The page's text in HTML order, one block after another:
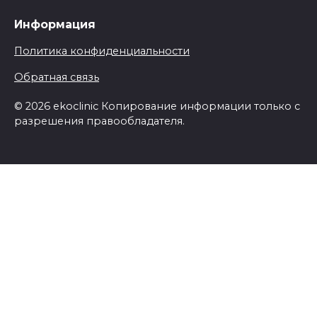
Информация
Политика конфиденциальности
Обратная связь
© 2026 ekoclinic Копирование информации только с
разрешения правообладателя.